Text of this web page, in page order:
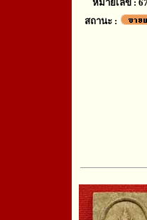
หมายเลข :
สถานะ :